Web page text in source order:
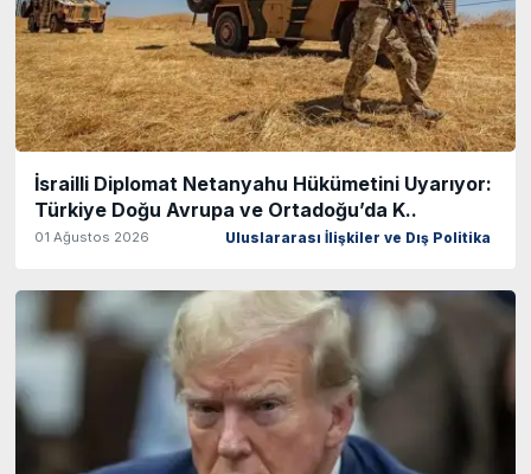
İsrailli Diplomat Netanyahu Hükümetini Uyarıyor:
Türkiye Doğu Avrupa ve Ortadoğu’da K..
01 Ağustos 2026 Uluslararası İlişkiler ve Dış Politika